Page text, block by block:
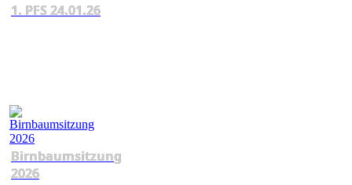
1. PFS 24.01.26
Birnbaumsitzung
2026